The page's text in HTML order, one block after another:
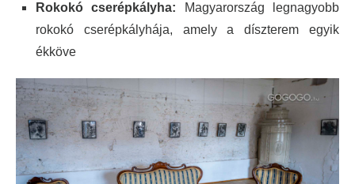
Rokokó cserépkályha: Magyarország legnagyobb
rokokó cserépkályhája, amely a díszterem egyik
ékköve